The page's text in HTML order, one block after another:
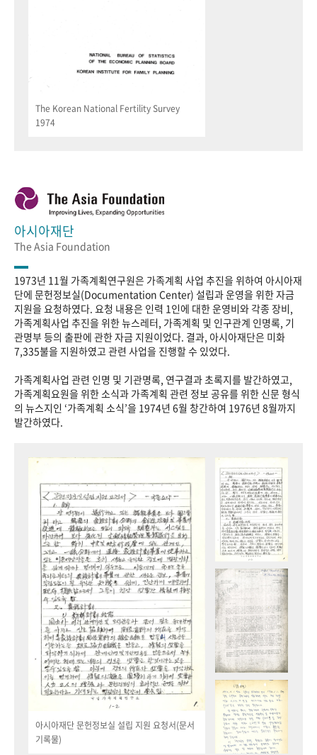
The Korean National Fertility Survey
1974
아시아재단
The Asia Foundation
1973년 11월 가족계획연구원은 가족계획 사업 추진을 위하여 아시아재
단에 문헌정보실(Documentation Center) 설립과 운영을 위한 자금
지원을 요청하였다. 요청 내용은 인력 1인에 대한 운영비와 각종 장비,
가족계획사업 추진을 위한 뉴스레터, 가족계획 및 인구관계 인명록, 기
관명부 등의 출판에 관한 자금 지원이었다. 결과, 아시아재단은 미화
7,335불을 지원하였고 관련 사업을 진행할 수 있었다.
가족계획사업 관련 인명 및 기관명록, 연구결과 초록지를 발간하였고,
가족계획요원을 위한 소식과 가족계획 관련 정보 공유를 위한 신문 형식
의 뉴스지인 ‘가족계획 소식’을 1974년 6월 창간하여 1976년 8월까지
발간하였다.
아시아재단 문헌정보실 설립 지원 요청서(문서
기록물)